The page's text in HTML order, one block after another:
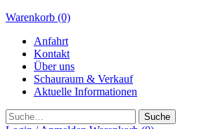
Warenkorb (0)
Anfahrt
Kontakt
Über uns
Schauraum & Verkauf
Aktuelle Informationen
Suche